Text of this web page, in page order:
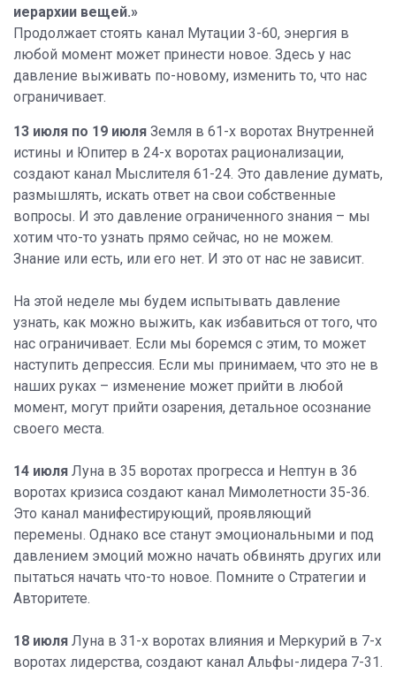
иерархии вещей.»
Продолжает стоять канал Мутации 3-60, энергия в
любой момент может принести новое. Здесь у нас
давление выживать по-новому, изменить то, что нас
ограничивает.
13 июля по 19 июля Земля в 61-х воротах Внутренней
истины и Юпитер в 24-х воротах рационализации,
создают канал Мыслителя 61-24. Это давление думать,
размышлять, искать ответ на свои собственные
вопросы. И это давление ограниченного знания – мы
хотим что-то узнать прямо сейчас, но не можем.
Знание или есть, или его нет. И это от нас не зависит.
На этой неделе мы будем испытывать давление
узнать, как можно выжить, как избавиться от того, что
нас ограничивает. Если мы боремся с этим, то может
наступить депрессия. Если мы принимаем, что это не в
наших руках – изменение может прийти в любой
момент, могут прийти озарения, детальное осознание
своего места.
14 июля Луна в 35 воротах прогресса и Нептун в 36
воротах кризиса создают канал Мимолетности 35-36.
Это канал манифестирующий, проявляющий
перемены. Однако все станут эмоциональными и под
давлением эмоций можно начать обвинять других или
пытаться начать что-то новое. Помните о Стратегии и
Авторитете.
18 июля Луна в 31-х воротах влияния и Меркурий в 7-х
воротах лидерства, создают канал Альфы-лидера 7-31.